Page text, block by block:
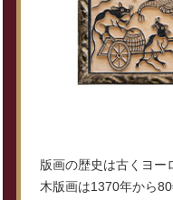
版画の歴史は古くヨー
木版画は1370年から